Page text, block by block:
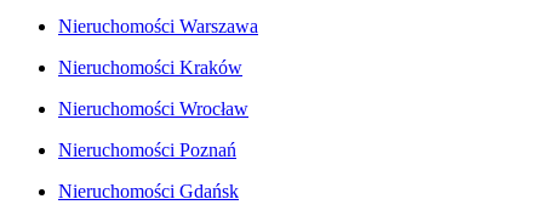
Nieruchomości Warszawa
Nieruchomości Kraków
Nieruchomości Wrocław
Nieruchomości Poznań
Nieruchomości Gdańsk